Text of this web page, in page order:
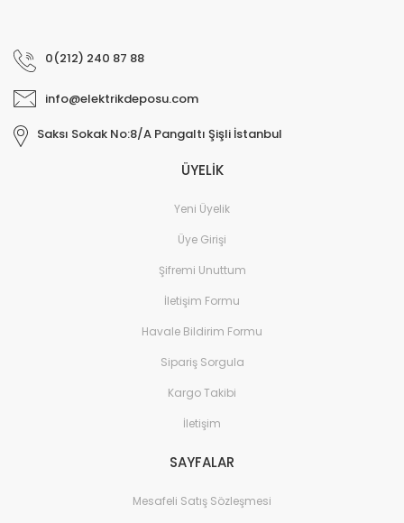
0(212) 240 87 88
info@elektrikdeposu.com
Saksı Sokak No:8/A Pangaltı Şişli İstanbul
ÜYELİK
Yeni Üyelik
Üye Girişi
Şifremi Unuttum
İletişim Formu
Havale Bildirim Formu
Sipariş Sorgula
Kargo Takibi
İletişim
SAYFALAR
Mesafeli Satış Sözleşmesi